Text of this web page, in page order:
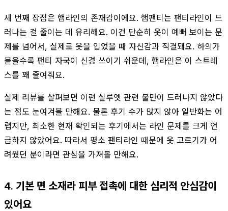
세 번째 장점은 햄라인의 존재감이에요. 햄팬티는 팬티라인이 드
러나는 걸 줄이는 데 유리해요. 이건 단순히 옷이 예뻐 보이는 문
제를 넘어서, 실제로 옷을 입었을 때 자신감과 직결돼요. 하의가
붙을수록 팬티 자국이 신경 쓰이기 쉬운데, 햄라인은 이 스트레
스를 꽤 줄여줘요.
실제 리뷰를 살펴보면 이런 실루엣 관련 불만이 드러나지 않았다
는 점도 눈여겨볼 만해요. 물론 후기 수가 많지 않아 일반화는 어
렵지만, 최소한 현재 확인되는 후기에서는 라인 문제를 크게 언
급하지 않았어요. 따라서 평소 팬티라인 때문에 옷 고르기가 어
려웠던 분이라면 관심을 가져볼 만해요.
4. 기본 면 소재라 피부 접촉에 대한 심리적 안심감이
있어요